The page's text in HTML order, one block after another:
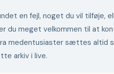
en fejl, noget du vil tilføje,
du meget velkommen til at
medentusiaster sættes altid
arkiv i live.